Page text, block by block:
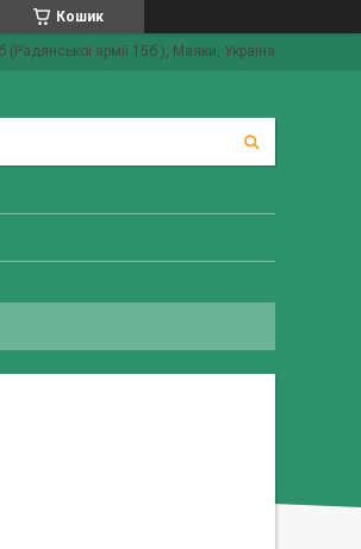
Кошик
армії 15б ), Маяки, Україна